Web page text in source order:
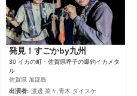
発見！すごかby九州
30 イカの町・佐賀県呼子の爆釣イカメタ
ル
佐賀県 加部島
出演者: 渡邊 菜々,青木 ダイスケ